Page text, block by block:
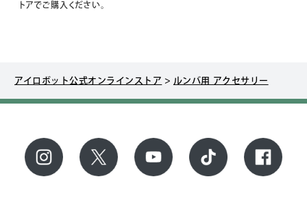
トアでご購入ください。
アイロボット公式オンラインストア > ルンバ用 アクセサリー